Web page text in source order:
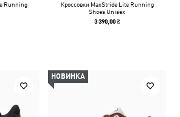
Running
Кроссовки MaxStride Lite Running
Shoes Unisex
3 390,00 ₴
НОВИНКА